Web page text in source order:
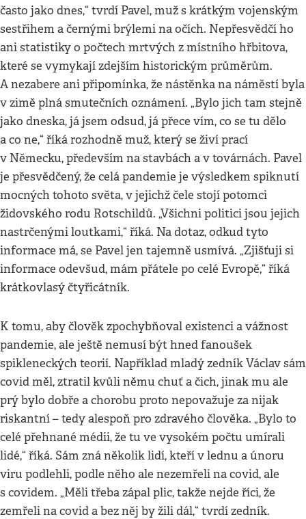
často jako dnes,“ tvrdí Pavel, muž s krátkým vojenským
sestřihem a černými brýlemi na očích. Nepřesvědčí ho
ani statistiky o počtech mrtvých z místního hřbitova,
které se vymykají zdejším historickým průměrům.
A nezabere ani připomínka, že nástěnka na náměstí byla
v zimě plná smutečních oznámení. „Bylo jich tam stejně
jako dneska, já jsem odsud, já přece vím, co se tu dělo
a co ne,“ říká rozhodně muž, který se živí prací
v Německu, především na stavbách a v továrnách. Pavel
je přesvědčený, že celá pandemie je výsledkem spiknutí
mocných tohoto světa, v jejichž čele stojí potomci
židovského rodu Rotschildů. „Všichni politici jsou jejich
nastrčenými loutkami,“ říká. Na dotaz, odkud tyto
informace má, se Pavel jen tajemně usmívá. „Zjišťuji si
informace odevšud, mám přátele po celé Evropě,“ říká
krátkovlasý čtyřicátník.
K tomu, aby člověk zpochybňoval existenci a vážnost
pandemie, ale ještě nemusí být hned fanoušek
spikleneckých teorií. Například mladý zedník Václav sám
covid měl, ztratil kvůli němu chuť a čich, jinak mu ale
prý bylo dobře a chorobu proto nepovažuje za nijak
riskantní – tedy alespoň pro zdravého člověka. „Bylo to
celé přehnané médii, že tu ve vysokém počtu umírali
lidé,“ říká. Sám zná několik lidí, kteří v lednu a únoru
viru podlehli, podle něho ale nezemřeli na covid, ale
s covidem. „Měli třeba zápal plic, takže nejde říci, že
zemřeli na covid a bez něj by žili dál,“ tvrdí zedník.